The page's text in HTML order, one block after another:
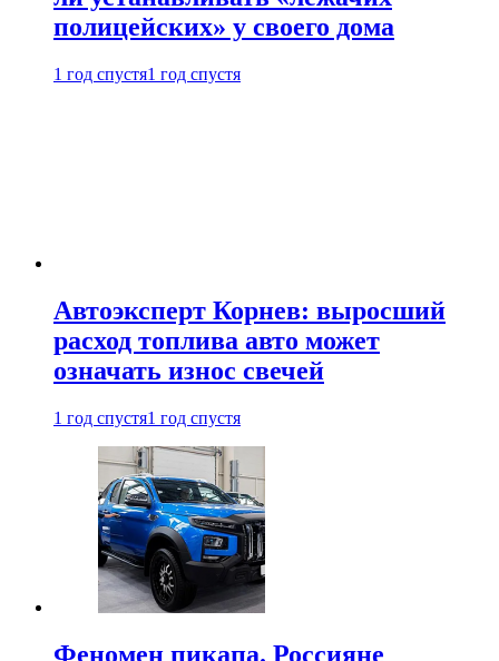
полицейских» у своего дома
1 год спустя1 год спустя
Автоэксперт Корнев: выросший
расход топлива авто может
означать износ свечей
1 год спустя1 год спустя
Феномен пикапа. Россияне